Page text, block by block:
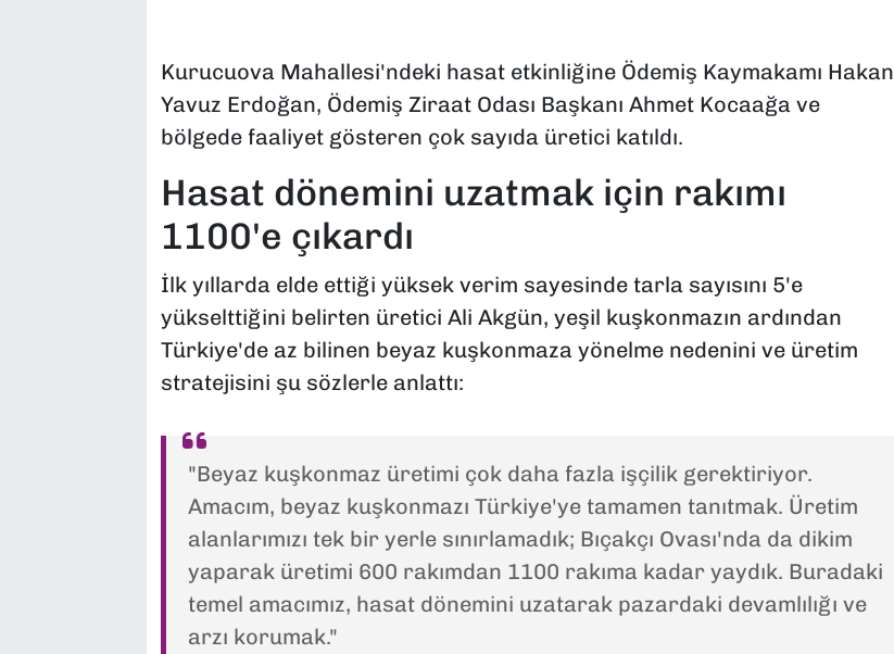
Kurucuova Mahallesi'ndeki hasat etkinliğine Ödemiş Kaymakamı Hakan
Yavuz Erdoğan, Ödemiş Ziraat Odası Başkanı Ahmet Kocaağa ve
bölgede faaliyet gösteren çok sayıda üretici katıldı.
Hasat dönemini uzatmak için rakımı
1100'e çıkardı
İlk yıllarda elde ettiği yüksek verim sayesinde tarla sayısını 5'e
yükselttiğini belirten üretici Ali Akgün, yeşil kuşkonmazın ardından
Türkiye'de az bilinen beyaz kuşkonmaza yönelme nedenini ve üretim
stratejisini şu sözlerle anlattı:
"Beyaz kuşkonmaz üretimi çok daha fazla işçilik gerektiriyor.
Amacım, beyaz kuşkonmazı Türkiye'ye tamamen tanıtmak. Üretim
alanlarımızı tek bir yerle sınırlamadık; Bıçakçı Ovası'nda da dikim
yaparak üretimi 600 rakımdan 1100 rakıma kadar yaydık. Buradaki
temel amacımız, hasat dönemini uzatarak pazardaki devamlılığı ve
arzı korumak."